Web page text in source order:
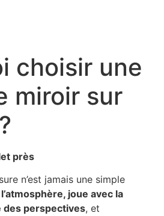
choisir une
miroir sur
près
n’est jamais une simple
joue avec la
des perspectives, et